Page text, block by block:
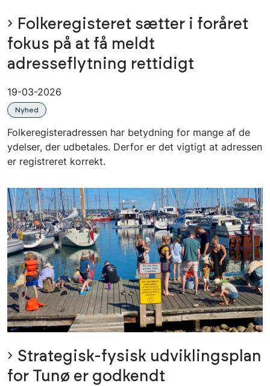
Folkeregisteret sætter i foråret
fokus på at få meldt
adresseflytning rettidigt
19-03-2026
Nyhed
Folkeregisteradressen har betydning for mange af de
ydelser, der udbetales. Derfor er det vigtigt at adressen
er registreret korrekt.
Strategisk-fysisk udviklingsplan
for Tunø er godkendt